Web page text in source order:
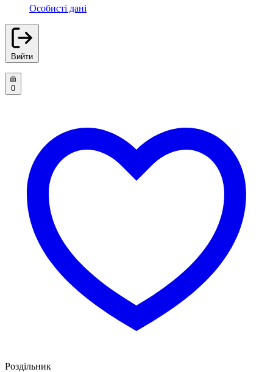
Особисті дані
Вийти
0
Роздільник